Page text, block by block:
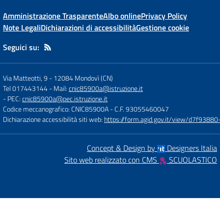
Amministrazione TrasparenteAlbo onlinePrivacy Policy
Note LegaliDichiarazioni di accessibilitàGestione cookie
Seguici su:
Via Matteotti, 9 -12084 Mondovì (CN)
Tel 017443144- Mail:cnic85900a@istruzione.it
- PEC:cnic85900a@pec.istruzione.it
Codice meccanografico: CNIC85900A- C.F. 93055460047
Dichiarazione accessibilità siti web: https://form.agid.gov.it/view/
Concept & Design by
Designers Italia
Sito web realizzato con CMS
SCUOLASTICO